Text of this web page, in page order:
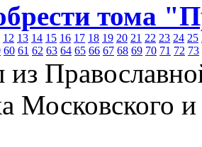
тома
12 13 14 15 16 17 18 19 20 21 22 23 24 25
60 61 62 63 64 65 66 67 68 69 70 71 72 73
из
Московского